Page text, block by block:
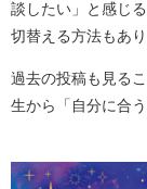
談したい」と感じ
切替える方法もあり
過去の投稿も見る
生から「自分に合